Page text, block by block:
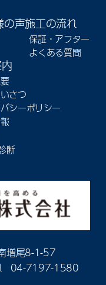
の声施工の流れ
保証・アフター
よくある質問
さつ
シーポリシー
断
増尾8-1-57
04-7197-1580